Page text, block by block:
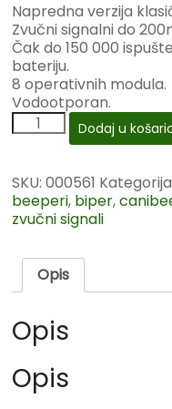
Napredna verzija
Zvučni signalni do
Čak do 150 000
bateriju.
8 operativnih modula.
Vodootporan.
Dodaj u
SKU:000561
beeperi, biper,
zvučni signali
Opis
Opis
Opis